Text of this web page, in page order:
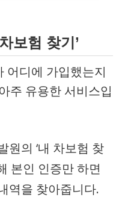
보험 찾기’
어디에 가입했는지
주 유용한 서비스입
원의 ‘내 차보험 찾
본인 인증만 하면
역을 찾아줍니다.